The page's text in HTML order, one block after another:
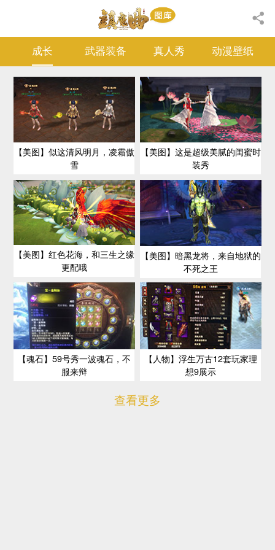
成长 武器装备 真人秀 动漫壁纸
【美图】似这清风明月，凌霜傲
雪
【美图】这是超级美腻的闺蜜时
装秀
【美图】红色花海，和三生之缘
更配哦
【美图】暗黑龙将，来自地狱的
不死之王
【魂石】59号秀一波魂石，不
服来辩
【人物】浮生万古12套玩家理
想9展示
查看更多